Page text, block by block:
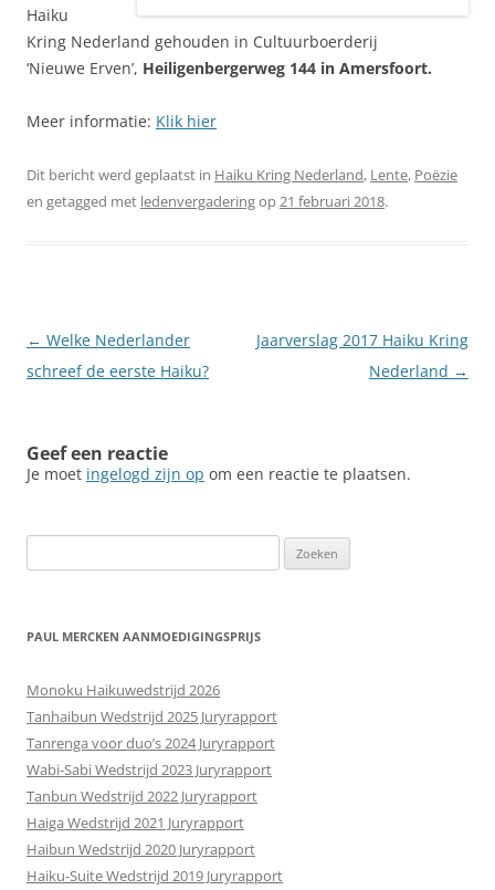
Haiku
Kring Nederland gehouden in Cultuurboerderij
‘Nieuwe Erven’, Heiligenbergerweg 144 in Amersfoort.
Meer informatie: Klik hier
Dit bericht werd geplaatst in Haiku Kring Nederland, Lente, Poëzie
en getagged met ledenvergaderingop21 februari 2018.
Berichtnavigatie
← Welke Nederlander
schreef de eerste Haiku?
Jaarverslag 2017 Haiku Kring
Nederland →
Geef een reactie
Je moet ingelogd zijn op om een reactie te plaatsen.
naar:
PAUL MERCKEN AANMOEDIGINGSPRIJS
Monoku Haikuwedstrijd 2026
Tanhaibun Wedstrijd 2025 Juryrapport
Tanrenga voor duo’s 2024 Juryrapport
Wabi-Sabi Wedstrijd 2023 Juryrapport
Tanbun Wedstrijd 2022 Juryrapport
Haiga Wedstrijd 2021 Juryrapport
Haibun Wedstrijd 2020 Juryrapport
Haiku-Suite Wedstrijd 2019 Juryrapport